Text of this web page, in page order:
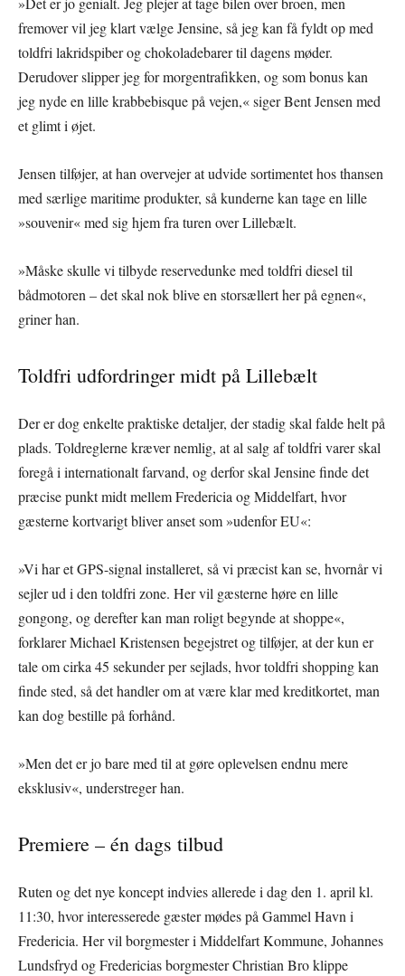
fremover vil jeg klart vælge Jensine, så jeg kan få fyldt op med
toldfri lakridspiber og chokoladebarer til dagens møder.
Derudover slipper jeg for morgentrafikken, og som bonus kan
jeg nyde en lille krabbebisque på vejen,« siger Bent Jensen med
et glimt i øjet.
Jensen tilføjer, at han overvejer at udvide sortimentet hos thansen
med særlige maritime produkter, så kunderne kan tage en lille
»souvenir« med sig hjem fra turen over Lillebælt.
»Måske skulle vi tilbyde reservedunke med toldfri diesel til
bådmotoren – det skal nok blive en storsællert her på egnen«,
griner han.
Toldfri udfordringer midt på Lillebælt
Der er dog enkelte praktiske detaljer, der stadig skal falde helt på
plads. Toldreglerne kræver nemlig, at al salg af toldfri varer skal
foregå i internationalt farvand, og derfor skal Jensine finde det
præcise punkt midt mellem Fredericia og Middelfart, hvor
gæsterne kortvarigt bliver anset som »udenfor EU«:
»Vi har et GPS-signal installeret, så vi præcist kan se, hvornår vi
sejler ud i den toldfri zone. Her vil gæsterne høre en lille
gongong, og derefter kan man roligt begynde at shoppe«,
forklarer Michael Kristensen begejstret og tilføjer, at der kun er
tale om cirka 45 sekunder per sejlads, hvor toldfri shopping kan
finde sted, så det handler om at være klar med kreditkortet, man
kan dog bestille på forhånd.
»Men det er jo bare med til at gøre oplevelsen endnu mere
eksklusiv«, understreger han.
Premiere – én dags tilbud
Ruten og det nye koncept indvies allerede i dag den 1. april kl.
11:30, hvor interesserede gæster mødes på Gammel Havn i
Fredericia. Her vil borgmester i Middelfart Kommune, Johannes
Lundsfryd og Fredericias borgmester Christian Bro klippe